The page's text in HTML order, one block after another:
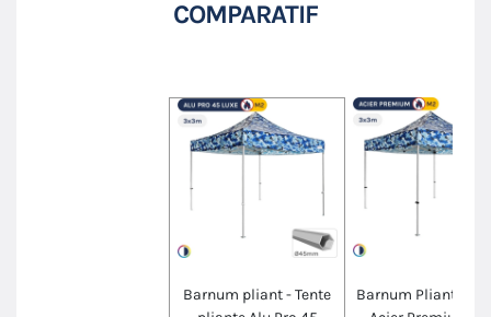
COMPARATIF
Barnum pliant - Tente
Barnum Pliant -